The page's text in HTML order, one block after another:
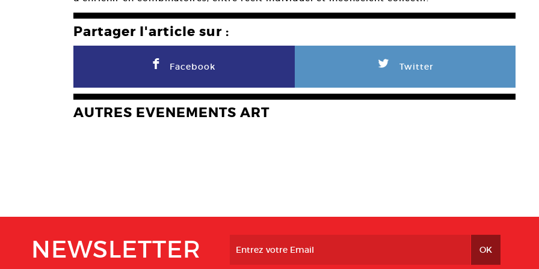
Partager l'article sur :
F Facebook L Twitter
AUTRES EVENEMENTS ART
NEWSLETTER